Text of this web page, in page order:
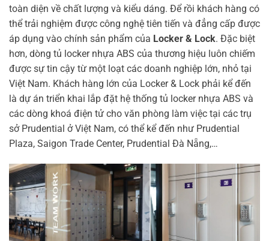
toàn diện về chất lượng và kiểu dáng. Để rồi khách hàng có
thể trải nghiệm được công nghệ tiên tiến và đẳng cấp được
áp dụng vào chính sản phẩm của Locker & Lock. Đặc biệt
hơn, dòng tủ locker nhựa ABS của thương hiệu luôn chiếm
được sự tin cậy từ một loạt các doanh nghiệp lớn, nhỏ tại
Việt Nam. Khách hàng lớn của Locker & Lock phải kể đến
là dự án triển khai lắp đặt hệ thống tủ locker nhựa ABS và
các dòng khoá điện tử cho văn phòng làm việc tại các trụ
sở Prudential ở Việt Nam, có thể kể đến như Prudential
Plaza, Saigon Trade Center, Prudential Đà Nẵng,…